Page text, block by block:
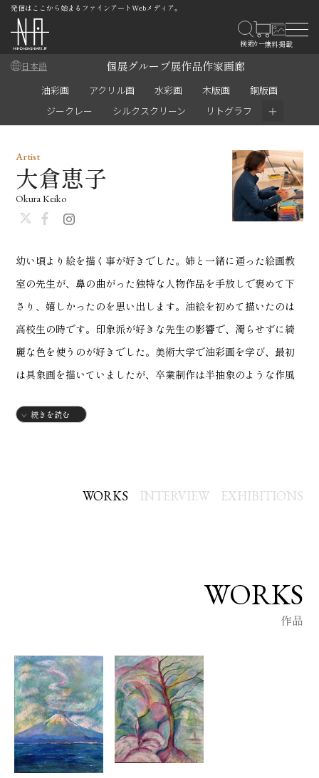
発信はここから始まるファインアートWebメディア。
日本語 個展グループ展作品作家画廊
油彩画 アクリル画 水彩画 木版画
銅版画
ジークレー
シルクスクリーン リトグラフ ＋
幼い頃より絵を描く事が好きでした。姉と一緒に通った絵画教
室の先生が、鼻の曲がった独特な人物作品を手放しで褒めて下
さり、嬉しかったのを思い出します。油絵を初めて描いたのは
高校生の時です。印象派が好きな先生の影響で、濁らせずに綺
麗な色を使うのが好きでした。美術大学で油彩画を学び、最初
は具象画を描いていましたが、卒業制作は半抽象のような作風
が、絵を描きたいという思いはいつもありました。数年前より
・「現展」出品 新人賞受賞
【グループ展】
2025年
・グランドニッコー東京台場ギャラリー21 NAC Group
続きを読む
Artist
大倉恵子
Okura Keiko
WORKS INTERVIEW EXHIBITIONS
WORKS
作品